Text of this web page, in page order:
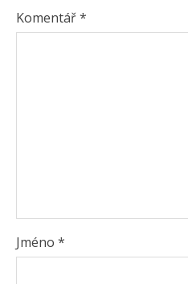
Komentář*
Jméno *